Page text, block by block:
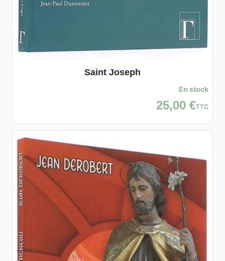
Saint Joseph
En stock
25,00 €TTC